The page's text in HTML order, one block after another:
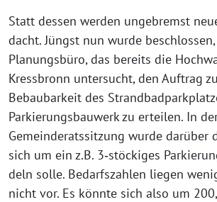
Statt des­sen wer­den unge­bremst
dacht. Jüngst nun wur­de
Planungsbüro, das bereits die
Kressbronn unter­sucht, den Auftrag
Bebaubarkeit des
Parkierungsbauwerk zu ertei­len. In
Gemeinderatssitzung wur­de dar­über
sich um ein z.B. 3‑stöckiges
deln sol­le. Bedarfszahlen lie­gen
nicht vor. Es könn­te sich also um